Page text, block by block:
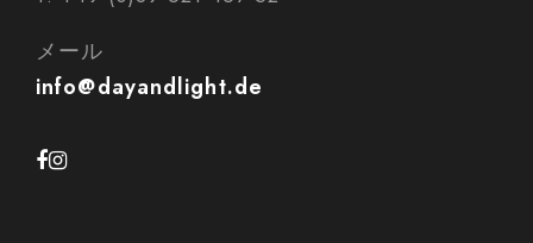
メール
info@dayandlight.de